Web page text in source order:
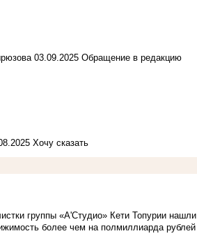
03.09.2025 Обращение в редакцию
Хочу сказать
группы «А'Студио» Кети Топурии нашли
более чем на полмиллиарда рублей